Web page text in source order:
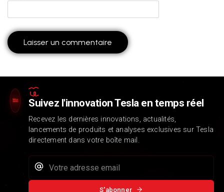
Suivez l'innovation Tesla en temps réel
Recevez les dernières innovations, actualités,
lancements de produits et analyses exclusives sur Tesla
directement dans votre boîte mail.
S'abonner